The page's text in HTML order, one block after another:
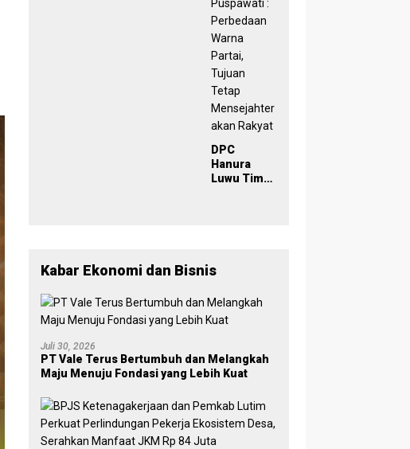
DPC
Hanura
Luwu Timur
Partai,
Tujuan
Mensejaht
erakan
Kabar Ekonomi dan Bisnis
Juli 30, 2026
PT Vale Terus Bertumbuh dan Melangkah
Maju Menuju Fondasi yang Lebih Kuat